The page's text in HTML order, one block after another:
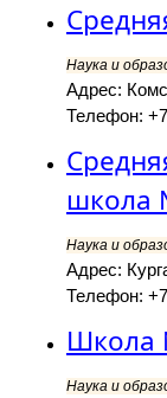
Наука и
Адрес:
Телефон:
школа
Наука и
Адрес:
Телефон:
Школа
Наука и